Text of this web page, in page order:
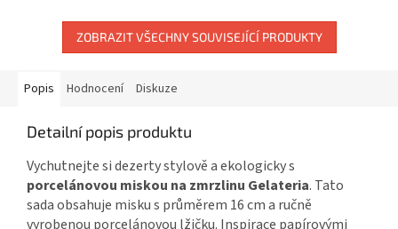
ZOBRAZIT VŠECHNY SOUVISEJÍCÍ PRODUKTY
Popis Hodnocení Diskuze
Detailní popis produktu
Vychutnejte si dezerty stylově a ekologicky s
porcelánovou miskou na zmrzlinu Gelateria. Tato
sada obsahuje misku s průměrem 16 cm a ručně
vyrobenou porcelánovou lžičku. Inspirace papírovými